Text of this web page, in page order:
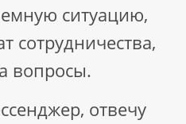
ситуацию,
сотрудничества,
вопросы.
отвечу